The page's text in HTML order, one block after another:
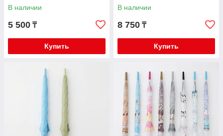
В наличии
5 500 ₸
Купить
В наличии
8 750 ₸
Купить